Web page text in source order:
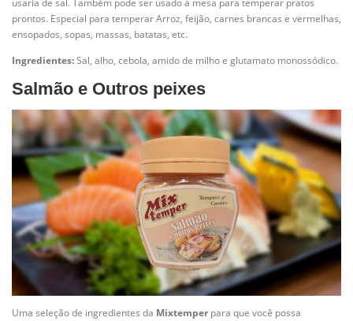
usaria de sal. Também pode ser usado à mesa para temperar pratos
prontos. Especial para temperar Arroz, feijão, carnes brancas e vermelhas,
ensopados, sopas, massas, batatas, etc.
Ingredientes:Sal, alho, cebola, amido de milho e glutamato monossódico.
Salmão e Outros peixes
Uma seleção de ingredientes da Mixtemper para que você possa